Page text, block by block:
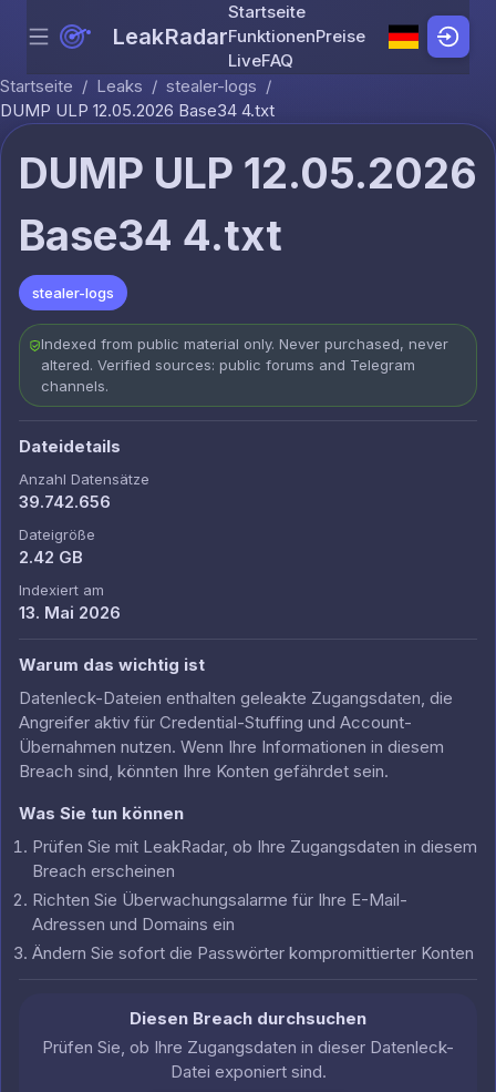
Skip to content
Menu LeakRadar
Startseite
FunktionenPreise
LiveFAQ
Startseite / Leaks / stealer-logs /
DUMP ULP 12.05.2026 Base34 4.txt
DUMP ULP 12.05.2026
Base34 4.txt
stealer-logs
Indexed from public material only. Never purchased, never
altered. Verified sources: public forums and Telegram
channels.
Dateidetails
Anzahl Datensätze
39.742.656
Dateigröße
2.42 GB
Indexiert am
13. Mai 2026
Warum das wichtig ist
Datenleck-Dateien enthalten geleakte Zugangsdaten, die
Angreifer aktiv für Credential-Stuffing und Account-
Übernahmen nutzen. Wenn Ihre Informationen in diesem
Breach sind, könnten Ihre Konten gefährdet sein.
Was Sie tun können
Prüfen Sie mit LeakRadar, ob Ihre Zugangsdaten in diesem
Breach erscheinen
Richten Sie Überwachungsalarme für Ihre E-Mail-
Adressen und Domains ein
Ändern Sie sofort die Passwörter kompromittierter Konten
Diesen Breach durchsuchen
Prüfen Sie, ob Ihre Zugangsdaten in dieser Datenleck-
Datei exponiert sind.